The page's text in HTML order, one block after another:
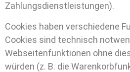
Zahlungsdienstleistungen).
Cookies haben verschiedene
Cookies sind technisch
Webseitenfunktionen ohne
würden (z. B. die